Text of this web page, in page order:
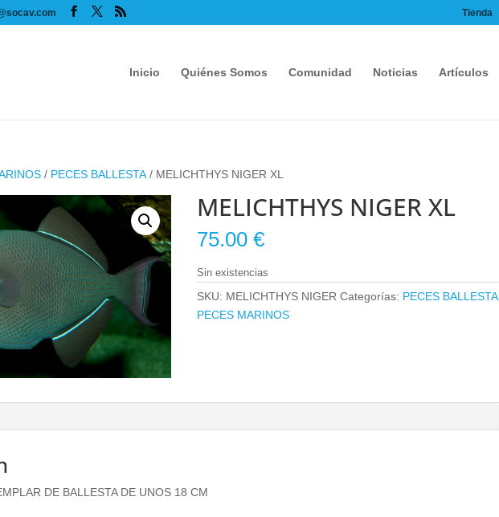
Tienda
Inicio Quiénes Somos Comunidad Noticias Artículos
/ PECES BALLESTA / MELICHTHYS NIGER XL
MELICHTHYS NIGER XL
75.00€
Sin existencias
SKU: MELICHTHYS NIGER Categorías: PECES BALLESTA
PECES MARINOS
DE BALLESTA DE UNOS 18 CM